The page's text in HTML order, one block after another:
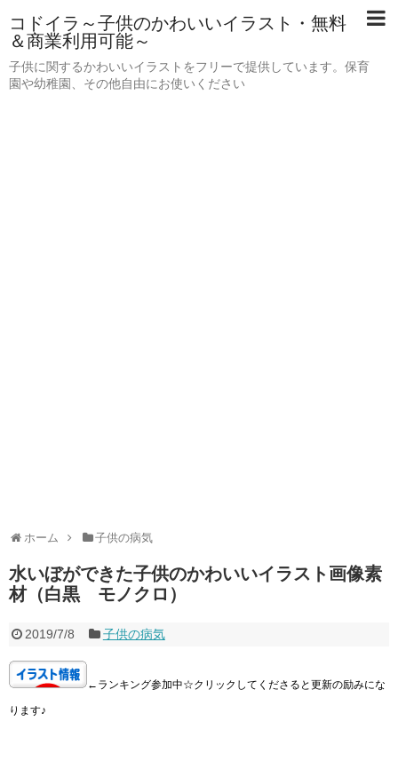
コドイラ～子供のかわいいイラスト・無料
＆商業利用可能～
子供に関するかわいいイラストをフリーで提供しています。保育
園や幼稚園、その他自由にお使いください
ホーム 子供の病気
水いぼができた子供のかわいいイラスト画像素
材（白黒 モノクロ）
2019/7/8 子供の病気
←ランキング参加中☆クリックしてくださると更新の励みにな
ります♪